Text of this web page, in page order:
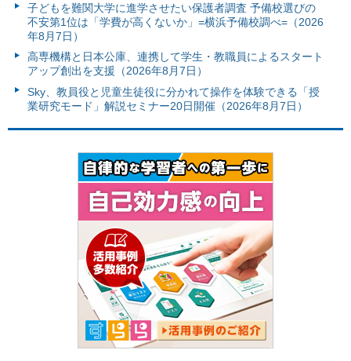
子どもを難関大学に進学させたい保護者調査 予備校選びの
不安第1位は「学費が高くないか」=横浜予備校調べ=（2026
年8月7日）
高専機構と日本公庫、連携して学生・教職員によるスタート
アップ創出を支援（2026年8月7日）
Sky、教員役と児童生徒役に分かれて操作を体験できる「授
業研究モード」解説セミナー20日開催（2026年8月7日）